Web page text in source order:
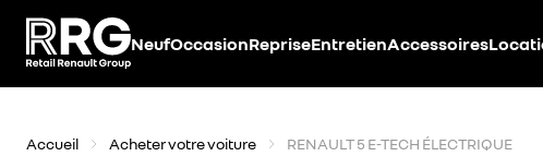
NeufOccasionRepriseEntretienAccessoires
Accueil Acheter votre voiture RENAULT 5 E-TECH ÉLECTRIQUE